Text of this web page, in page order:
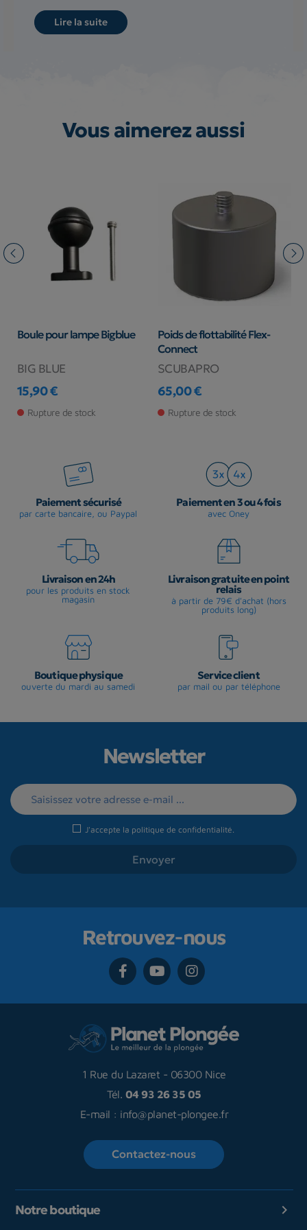
Lire la suite
Vous aimerez aussi
Boule pour lampe Bigblue
BIG BLUE
Prix
15,90 €
Rupture de stock
Poids de flottabilité Flex-
Connect
SCUBAPRO
Prix
65,00 €
Rupture de stock
Paiement sécurisé
par carte bancaire, ou Paypal
Paiement en 3 ou 4 fois
avec Oney
Livraison en 24h
pour les produits en stock
magasin
Livraison gratuite en point
relais
à partir de 79€ d'achat (hors
produits long)
Boutique physique
ouverte du mardi au samedi
Service client
par mail ou par téléphone
Newsletter
J'accepte la politique de confidentialité.
Retrouvez-nous
1 Rue du Lazaret - 06300 Nice
Tél. 04 93 26 35 05
E-mail : info@planet-plongee.fr
Contactez-nous
Notre boutique 